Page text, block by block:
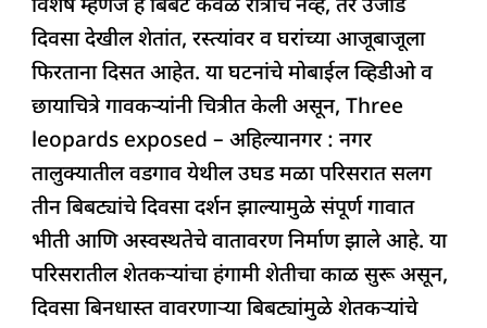
c
e
b
o
o
k
at
s
A
p
p
k
e
dI
n
re
a
d
s
e
g
ra
m
ar
e
विशेष म्हणजे हे बिबटे केवळ रात्रीच नव्हे, तर उजाड
दिवसा देखील शेतांत, रस्त्यांवर व घरांच्या आजूबाजूला
फिरताना दिसत आहेत. या घटनांचे मोबाईल व्हिडीओ व
छायाचित्रे गावकऱ्यांनी चित्रीत केली असून, Three
leopards exposed – अहिल्यानगर : नगर
तालुक्यातील वडगाव येथील उघड मळा परिसरात सलग
तीन बिबट्यांचे दिवसा दर्शन झाल्यामुळे संपूर्ण गावात
भीती आणि अस्वस्थतेचे वातावरण निर्माण झाले आहे. या
परिसरातील शेतकऱ्यांचा हंगामी शेतीचा काळ सुरू असून,
दिवसा बिनधास्त वावरणाऱ्या बिबट्यांमुळे शेतकऱ्यांचे